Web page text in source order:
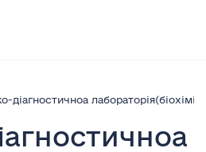
діагностичноа